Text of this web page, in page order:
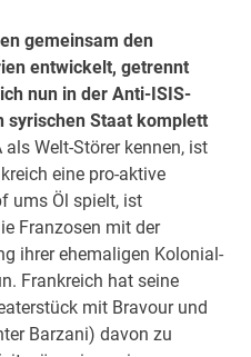
gemeinsam den
entwickelt, getrennt
nun in der Anti-ISIS-
syrischen Staat komplett
als Welt-Störer kennen, ist
eine pro-aktive
ums Öl spielt, ist
Franzosen mit der
ihrer ehemaligen Kolonial-
Frankreich hat seine
mit Bravour und
Barzani) davon zu